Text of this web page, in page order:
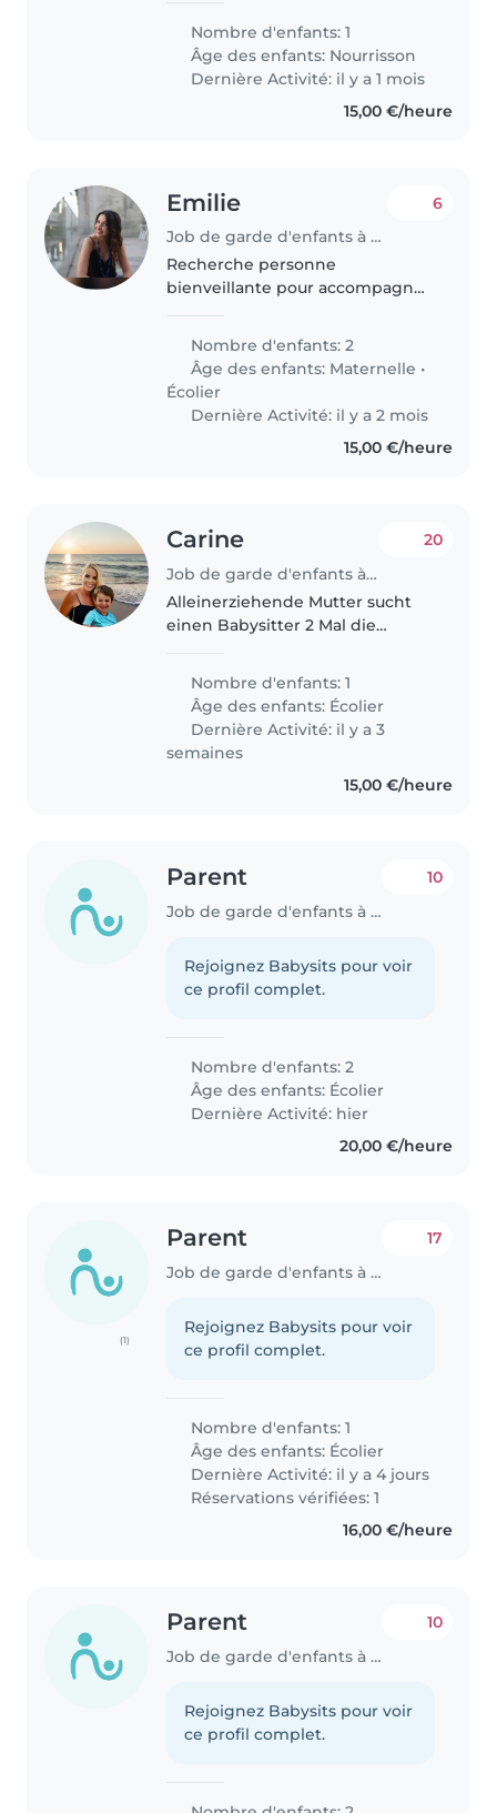
discussible). We live in Kopstak
Luxembourg. The nanny should..
Nombre d'enfants: 1
Âge des enfants: Nourrisson
Dernière Activité: il y a 1 mois
15,00 €/heure
Emilie
Job de garde d'enfants à Kopstal
6
Recherche personne
bienveillante pour accompagner
hockey sur glace. Il faudrait le
chercher à la maison relais de
Bridel le mardi à 13h et
l'emmener..
Nombre d'enfants: 2
Âge des enfants: Maternelle •
Écolier
Dernière Activité: il y a 2 mois
15,00 €/heure
Carine
Job de garde d'enfants à Kopstal
20
Alleinerziehende Mutter sucht
einen Babysitter 2 Mal die
meinen 9 jährigen Sohn bei uns
zuhause betreuen sollte. Ich
bevorzuge jemanden mit
Erfahrung. Bitte..
Nombre d'enfants: 1
Âge des enfants: Écolier
Dernière Activité: il y a 3
semaines
15,00 €/heure
Parent
Job de garde d'enfants à Kopstal
10
Rejoignez Babysits pour voir
ce profil complet.
Nombre d'enfants: 2
Âge des enfants: Écolier
Dernière Activité: hier
20,00 €/heure
(1)
Parent
Job de garde d'enfants à Kopstal
17
Rejoignez Babysits pour voir
ce profil complet.
Nombre d'enfants: 1
Âge des enfants: Écolier
Dernière Activité: il y a 4 jours
Réservations vérifiées: 1
16,00 €/heure
Parent
Job de garde d'enfants à Kopstal
10
Rejoignez Babysits pour voir
ce profil complet.